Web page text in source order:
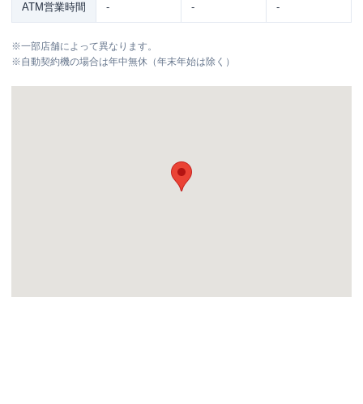
ATM営業時間 - - -
※一部店舗によって異なります。
※自動契約機の場合は年中無休（年末年始は除く）